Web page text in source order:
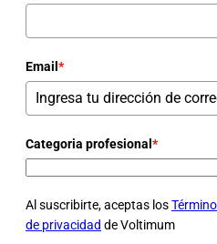
Email *
Categoria profesional *
Al suscribirte, aceptas los
de privacidad de Voltimum